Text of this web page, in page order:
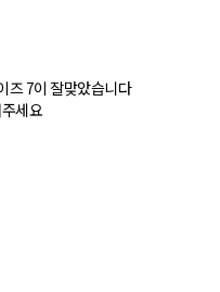
즈 7이 잘맞았습니다
세요